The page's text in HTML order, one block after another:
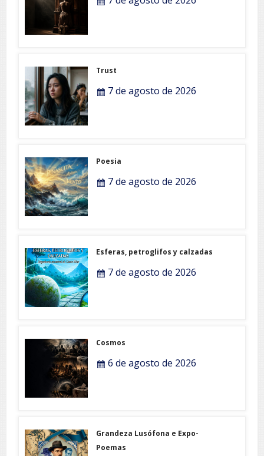
Trust
7 de agosto de 2026
Poesia
7 de agosto de 2026
Esferas, petroglifos y calzadas
7 de agosto de 2026
Cosmos
6 de agosto de 2026
Grandeza Lusófona e Expo-
Poemas